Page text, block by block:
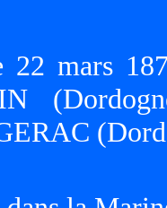
22 mars